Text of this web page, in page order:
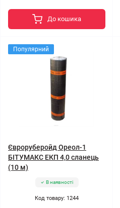
До кошика
Популярний
Євроруберойд Ореол-1
БІТУМАКС ЕКП 4,0 сланець
(10 м)
В наявності
Код товару: 1244